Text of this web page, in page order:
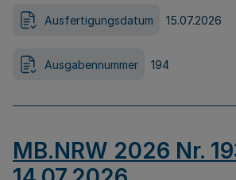
Ausfertigungsdatum 15.07.2026
Ausgabennummer 194
MB.NRW 2026 Nr.